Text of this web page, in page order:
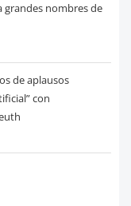
grandes nombres de
de aplausos
con